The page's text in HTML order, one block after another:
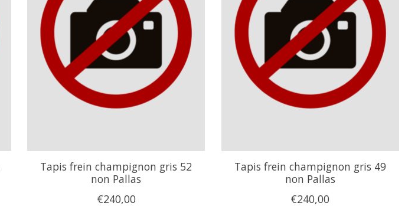
Tapis frein champignon gris 52
non Pallas
€240,00
Tapis frein champignon gris 49
non Pallas
€240,00